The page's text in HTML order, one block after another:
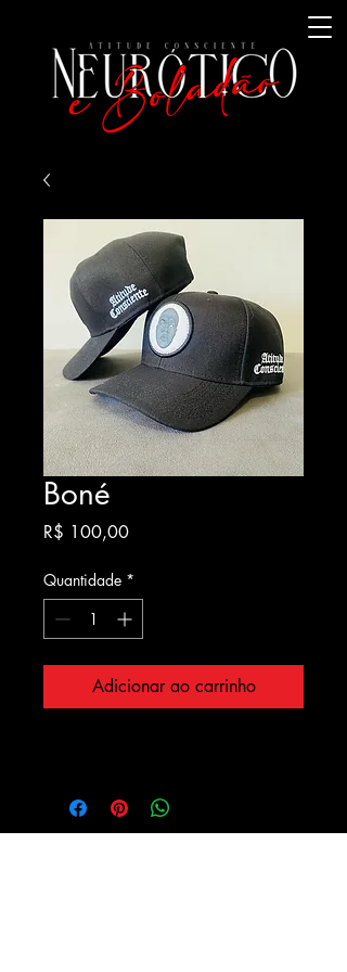
Boné
R$ 100,00Preço
Quantidade *
Adicionar ao carrinho